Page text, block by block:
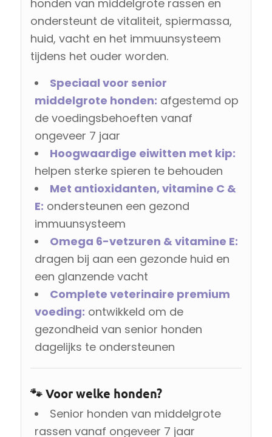
honden van middelgrote rassen en
ondersteunt de vitaliteit, spiermassa,
huid, vacht en het immuunsysteem
tijdens het ouder worden.
Speciaal voor senior
middelgrote honden: afgestemd op
de voedingsbehoeften vanaf
ongeveer 7 jaar
Hoogwaardige eiwitten met kip:
helpen sterke spieren te behouden
Met antioxidanten, vitamine C &
E: ondersteunen een gezond
immuunsysteem
Omega 6-vetzuren & vitamine E:
dragen bij aan een gezonde huid en
een glanzende vacht
Complete veterinaire premium
voeding: ontwikkeld om de
gezondheid van senior honden
dagelijks te ondersteunen
🐾 Voor welke honden?
Senior honden van middelgrote
rassen vanaf ongeveer 7 jaar